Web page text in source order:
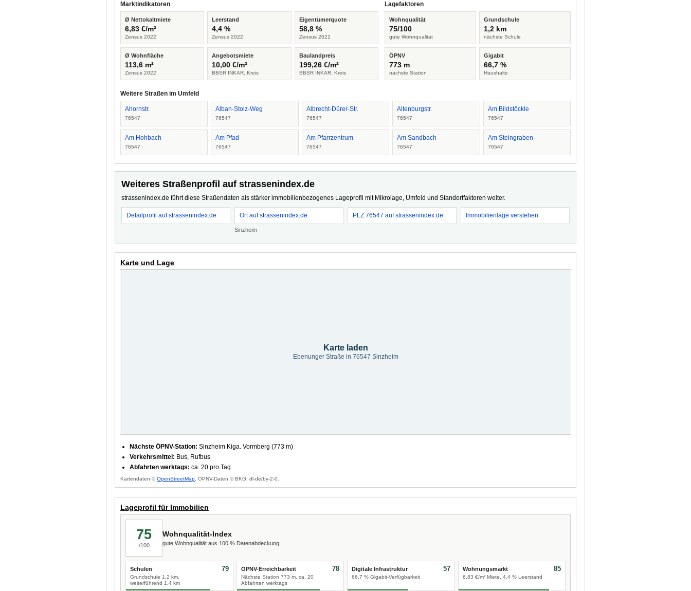
Marktindikatoren
Ø Nettokaltmiete
6,83 €/m²
Zensus 2022
Leerstand
4,4 %
Zensus 2022
Eigentümerquote
58,8 %
Zensus 2022
Ø Wohnfläche
113,6 m²
Zensus 2022
Angebotsmiete
10,00 €/m²
BBSR INKAR, Kreis
Baulandpreis
199,26 €/m²
BBSR INKAR, Kreis
Lagefaktoren
Wohnqualität
75/100
gute Wohnqualität
Grundschule
1,2 km
nächste Schule
ÖPNV
773 m
nächste Station
Gigabit
66,7 %
Haushalte
Weitere Straßen im Umfeld
Ahornstr.
76547
Alban-Stolz-Weg
76547
Albrecht-Dürer-Str.
76547
Altenburgstr.
76547
Am Bildstöckle
76547
Am Hohbach
76547
Am Pfad
76547
Am Pfarrzentrum
76547
Am Sandbach
76547
Am Steingraben
76547
Weiteres Straßenprofil auf strassenindex.de
strassenindex.de führt diese Straßendaten als stärker immobilienbezogenes Lageprofil mit Mikrolage, Umfeld und Standortfaktoren weiter.
Detailprofil auf strassenindex.de Ort auf strassenindex.de
Sinzheim
PLZ 76547 auf strassenindex.de Immobilienlage verstehen
Karte und Lage
Karte laden
Ebenunger Straße in 76547 Sinzheim
Nächste ÖPNV-Station: Sinzheim Kiga. Vormberg (773 m)
Verkehrsmittel: Bus, Rufbus
Abfahrten werktags: ca. 20 pro Tag
Kartendaten ©OpenStreetMap , ÖPNV-Daten © BKG, dl-de/by-2-0.
Lageprofil für Immobilien
75
/100
Wohnqualität-Index
gute Wohnqualität aus 100 % Datenabdeckung.
Schulen
Grundschule 1,2 km,
weiterführend 1,4 km
79 ÖPNV-Erreichbarkeit
Nächste Station 773 m, ca. 20
Abfahrten werktags
78 Digitale Infrastruktur
66,7 % Gigabit-Verfügbarkeit
57 Wohnungsmarkt
6,83 €/m² Miete, 4,4 % Leerstand
85